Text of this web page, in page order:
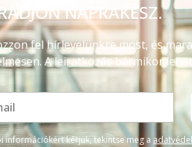
NAPRAKÉSZ.
fel hírlevelünkre most, és
A leiratkozás bármikor
információkért kérjük, tekintse meg a